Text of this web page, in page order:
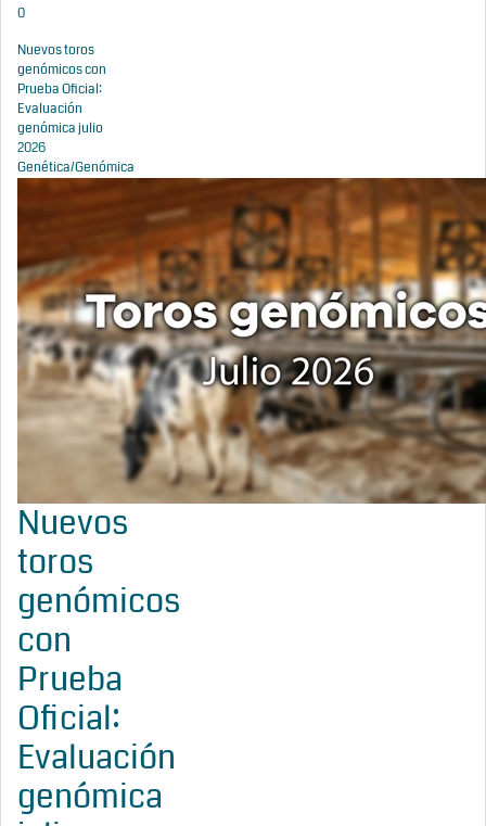
0
Nuevos toros
genómicos con
Prueba Oficial:
Evaluación
genómica julio
2026
Genética/Genómica
Nuevos
toros
genómicos
con
Prueba
Oficial:
Evaluación
genómica